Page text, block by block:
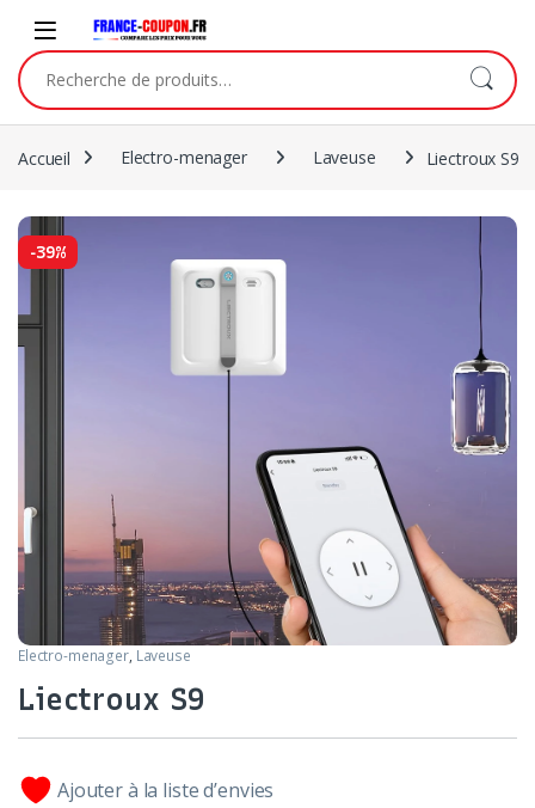
Accueil Electro-menager Laveuse Liectroux S9
-39%
Electro-menager, Laveuse
Liectroux S9
Ajouter à la liste d’envies